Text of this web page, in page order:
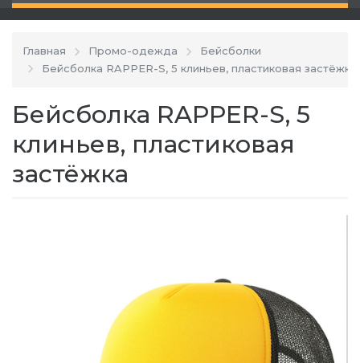
Главная Промо-одежда
Бейсболки
Бейсболка RAPPER-S, 5 клиньев, пластиковая застёжка
Бейсболка RAPPER-S, 5
клиньев, пластиковая
застёжка